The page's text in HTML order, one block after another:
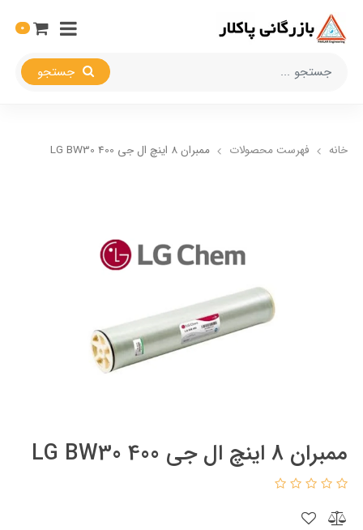
0
خانه فهرست محصولات ممبران 8 اینچ ال جی LG BW30 400
ممبران 8 اینچ ال جی LG BW30 400